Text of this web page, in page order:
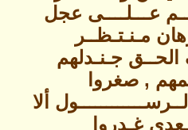
عـــلــــى عجل
مـنـتـظــر
الحــق جـنـدلهم
, صغروا
ألا
غـدروا